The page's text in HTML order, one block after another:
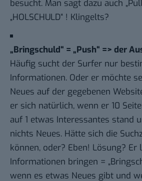
besucht. Man sagt dazu auch
„HOLSCHULD“ ! Klingelts?
„Bringschuld“ = „Push“ => der
Häufig sucht der Surfer nur
Informationen. Oder er möchte
Neues auf der gegebenen
er sich natürlich, wenn er 10
auf 1 etwas Interessantes stand
nichts Neues. Hätte sich die
können, oder? Eben! Lösung? Er
Informationen bringen =
wenn es etwas Neues gibt und